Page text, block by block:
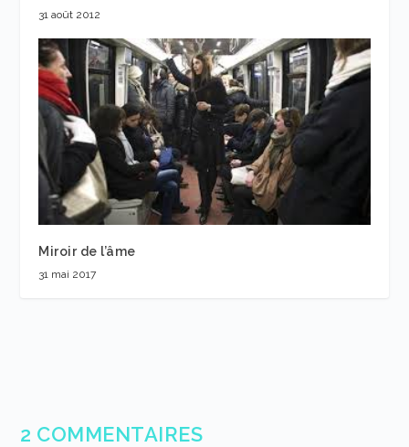
31 août 2012
Miroir de l’âme
31 mai 2017
2 COMMENTAIRES